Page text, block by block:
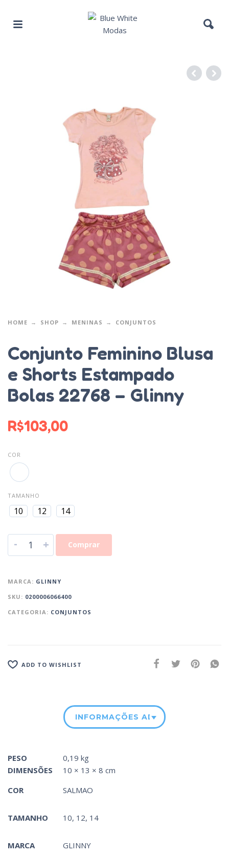
HOME SHOP MENINAS CONJUNTOS
Conjunto Feminino Blusa
e Shorts Estampado
Bolas 22768 – Glinny
R$103,00
COR
TAMANHO
10 12 14
- + Comprar
MARCA: GLINNY
SKU: 0200006066400
CATEGORIA: CONJUNTOS
ADD TO WISHLIST
INFORMAÇÕES ADICIONAIS
PESO
0,19 kg
DIMENSÕES
10 × 13 × 8 cm
COR
SALMAO
TAMANHO 10, 12, 14
MARCA GLINNY